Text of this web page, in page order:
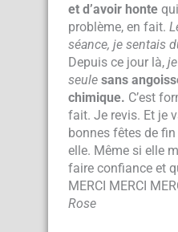
et d’avoir honte
problème, en fait.
séance, je sentais
Depuis ce jour là,
seule sans
chimique. C’est
fait. Je revis. Et je
bonnes fêtes de
elle. Même si elle
faire confiance et
MERCI MERCI
Rose